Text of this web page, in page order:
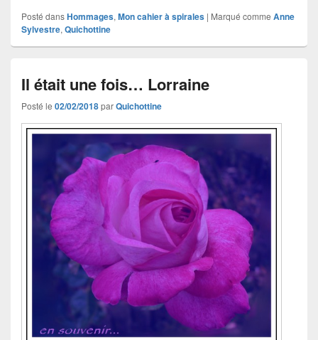
Posté dansHommages, Mon cahier à spirales | Marqué comme Anne
Sylvestre, Quichottine
Il était une fois… Lorraine
Posté le 02/02/2018parQuichottine